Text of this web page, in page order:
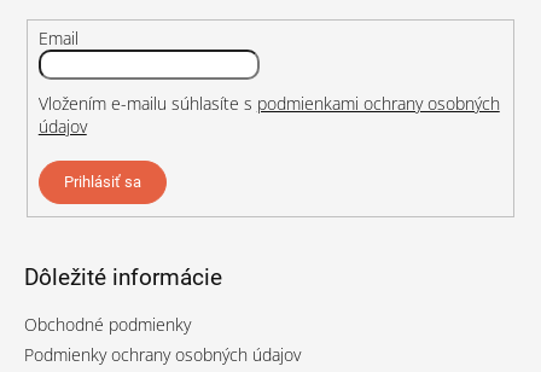
Email
Vložením e-mailu súhlasíte s podmienkami ochrany osobných
údajov
Prihlásiť sa
Dôležité informácie
Obchodné podmienky
Podmienky ochrany osobných údajov